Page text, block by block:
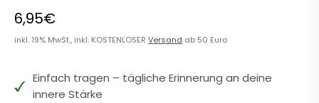
6,95€
inkl. 19% MwSt., inkl. KOSTENLOSERVersand ab 50 Euro
Einfach tragen – tägliche Erinnerung an deine
innere Stärke